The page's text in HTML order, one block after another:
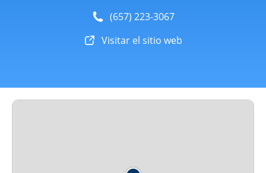
(657) 223-3067
Visitar el sitio web